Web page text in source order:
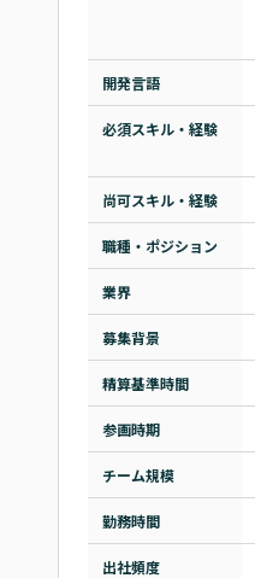
開発言語
必須スキル・経験
尚可スキル・経験
職種・ポジション
業界
募集背景
精算基準時間
参画時期
チーム規模
勤務時間
出社頻度